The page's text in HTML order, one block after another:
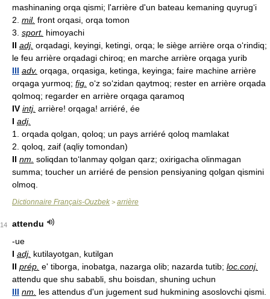
mashinaning orqa qismi; l'arrière d'un bateau kemaning quyrug‘i
2. mil. front orqasi, orqa tomon
3. sport. himoyachi
II adj. orqadagi, keyingi, ketingi, orqa; le siège arrière orqa o‘rindiq;
le feu arrière orqadagi chiroq; en marche arrière orqaga yurib
III adv. orqaga, orqasiga, ketinga, keyinga; faire machine arrière
orqaga yurmoq; fig. o‘z so‘zidan qaytmoq; rester en arrière orqada
qolmoq; regarder en arrière orqaga qaramoq
IV intj. arrière! orqaga! arriéré, ée
I adj.
1. orqada qolgan, qoloq; un pays arriéré qoloq mamlakat
2. qoloq, zaif (aqliy tomondan)
II nm. soliqdan to‘lanmay qolgan qarz; oxirigacha olinmagan
summa; toucher un arriéré de pension pensiyaning qolgan qismini
olmoq.
Dictionnaire Français-Ouzbek > arrière
14
attendu
-ue
I adj. kutilayotgan, kutilgan
II prép. e' tiborga, inobatga, nazarga olib; nazarda tutib; loc. conj.
attendu que shu sababli, shu boisdan, shuning uchun
III nm. les attendus d'un jugement sud hukmining asoslovchi qismi.